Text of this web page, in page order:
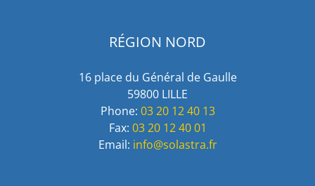
RÉGION NORD
16 place du Général de Gaulle
59800 LILLE
Phone: 03 20 12 40 13
Fax: 03 20 12 40 01
Email: info@solastra.fr